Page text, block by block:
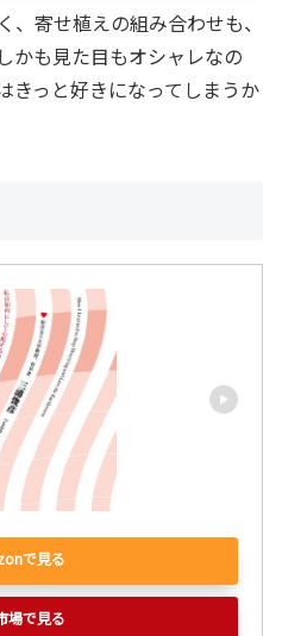
、寄せ植えの組み合わせも、
かも見た目もオシャレなの
きっと好きになってしまうか
で見る
場で見る